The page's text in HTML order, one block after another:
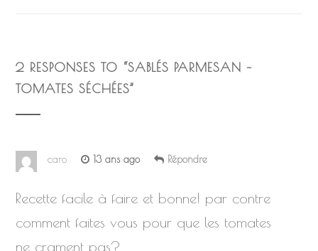
2 RESPONSES TO “SABLÉS PARMESAN –
TOMATES SÉCHÉES”
caro 13 ans ago Répondre
Recette facile à faire et bonne! par contre
comment faites vous pour que les tomates
ne crament pas?